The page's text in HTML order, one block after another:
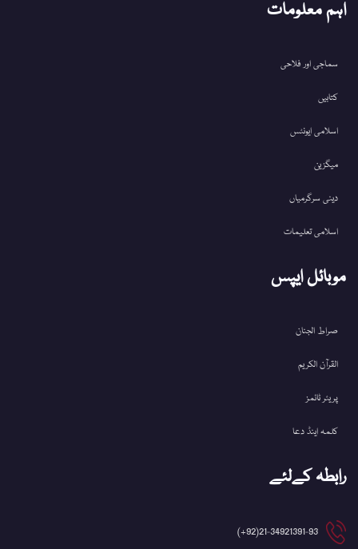
اہم معلومات
سماجی اور فلاحی
کتابیں
اسلامی ایونٹس
میگزین
دینی سرگرمیاں
اسلامی تعلیمات
موبائل ایپس
صراط الجنان
القرآن الکریم
پریئر ٹائمز
کلمہ اینڈ دعا
رابطہ کےلئے
21-34921391-93(92+)